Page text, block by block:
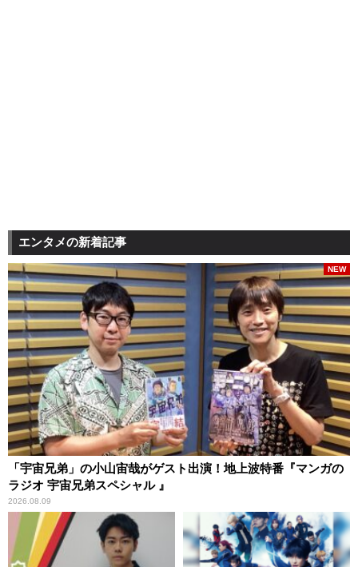
エンタメの新着記事
「宇宙兄弟」の小山宙哉がゲスト出演！地上波特番『マンガの
ラジオ 宇宙兄弟スペシャル 』
2026.08.09
NEW